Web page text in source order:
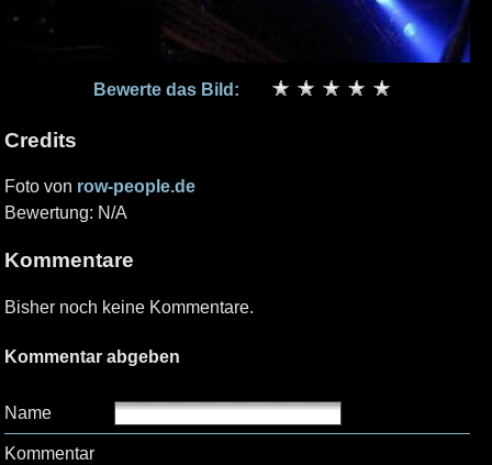
Bewerte das Bild:
Credits
Foto von row-people.de
Bewertung: N/A
Kommentare
Bisher noch keine Kommentare.
Kommentar abgeben
Name
Kommentar